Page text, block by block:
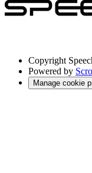
Copyright
Powered by
Manage cookie